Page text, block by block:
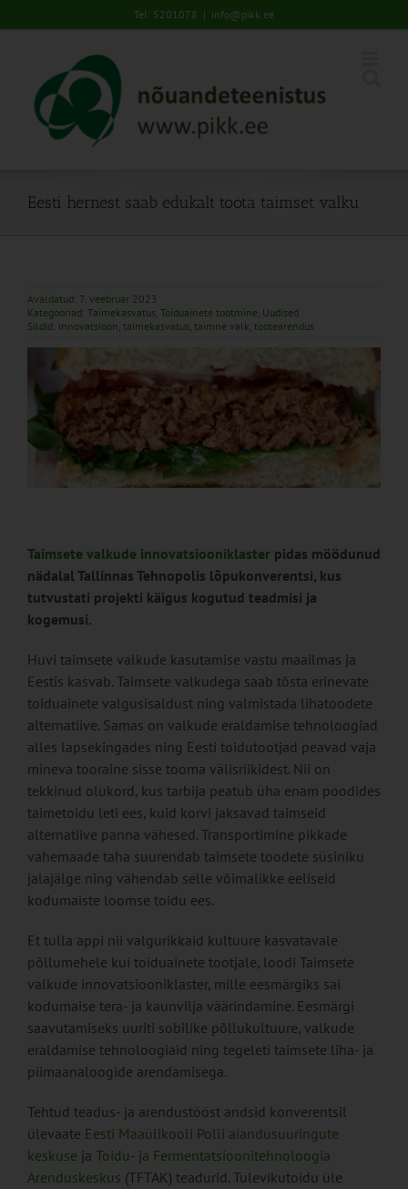
to
Tel: 5201078 | info@pikk.ee
Eesti hernest saab edukalt toota taimset valku
Avaldatud: 7. veebruar 2023
Kategooriad: Taimekasvatus, Toiduainete tootmine, Uudised
Sildid: innovatsioon, taimekasvatus, taimne valk, tootearendus
Taimsete valkude innovatsiooniklaster pidas möödunud
nädalal Tallinnas Tehnopolis lõpukonverentsi, kus
tutvustati projekti käigus kogutud teadmisi ja
kogemusi.
Huvi taimsete valkude kasutamise vastu maailmas ja
Eestis kasvab. Taimsete valkudega saab tõsta erinevate
toiduainete valgusisaldust ning valmistada lihatoodete
alternatiive. Samas on valkude eraldamise tehnoloogiad
alles lapsekingades ning Eesti toidutootjad peavad vaja
mineva tooraine sisse tooma välisriikidest. Nii on
tekkinud olukord, kus tarbija peatub üha enam poodides
taimetoidu leti ees, kuid korvi jaksavad taimseid
alternatiive panna vähesed. Transportimine pikkade
vahemaade taha suurendab taimsete toodete süsiniku
jalajälge ning vähendab selle võimalikke eeliseid
kodumaiste loomse toidu ees.
Et tulla appi nii valgurikkaid kultuure kasvatavale
põllumehele kui toiduainete tootjale, loodi Taimsete
valkude innovatsiooniklaster, mille eesmärgiks sai
kodumaise tera- ja kaunvilja väärindamine. Eesmärgi
saavutamiseks uuriti sobilike põllukultuure, valkude
eraldamise tehnoloogiaid ning tegeleti taimsete liha- ja
piimaanaloogide arendamisega.
Tehtud teadus- ja arendustööst andsid konverentsil
ülevaate Eesti Maaülikooli Polli aiandusuuringute
keskuse ja Toidu- ja Fermentatsioonitehnoloogia
Arenduskeskus (TFTAK) teadurid. Tulevikutoidu üle